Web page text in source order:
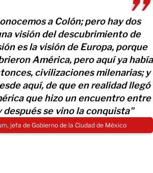
a Colón; pero hay dos
visión del descubrimiento de
es la visión de Europa, porque
América, pero aquí ya había
civilizaciones milenarias; y
aquí, de que en realidad llegó
que hizo un encuentro entre
después se vino la conquista"
jefa de Gobierno de la Ciudad de México